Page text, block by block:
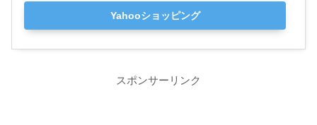
Yahooショッピング
スポンサーリンク